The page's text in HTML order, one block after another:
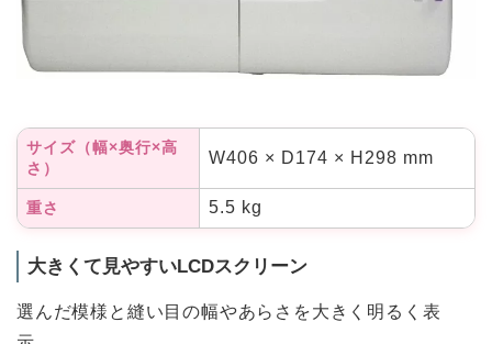
サイズ（幅×奥行×高
さ）
W406 × D174 × H298 mm
重さ 5.5 kg
大きくて見やすいLCDスクリーン
選んだ模様と縫い目の幅やあらさを大きく明るく表